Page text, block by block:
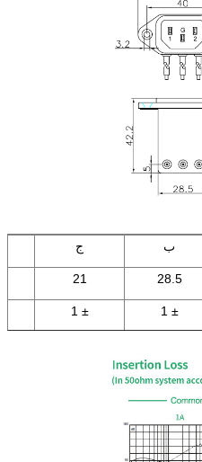
ب ج
28.5
21
± 1
± 1